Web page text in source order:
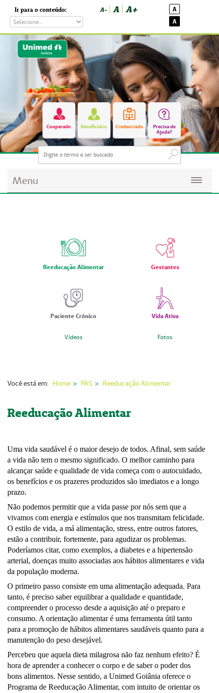
Ir para o conteúdo: A- A A+
A
A
Cooperado Beneficiário Credenciado
Precisa de
Ajuda?
Menu
ImprensaReeducação Alimentar Gestantes
Paciente Crônico Vida Ativa
Vídeos Fotos
Você está em: Home PAS Reeducação Alimentar
Reeducação Alimentar
Uma vida saudável é o maior desejo de todos. Afinal, sem saúde
a vida não tem o mesmo significado. O melhor caminho para
alcançar saúde e qualidade de vida começa com o autocuidado,
os benefícios e os prazeres produzidos são imediatos e a longo
prazo.
Não podemos permitir que a vida passe por nós sem que a
vivamos com energia e estímulos que nos transmitam felicidade.
O estilo de vida, a má alimentação, stress, entre outros fatores,
estão a contribuir, fortemente, para agudizar os problemas.
Poderíamos citar, como exemplos, a diabetes e a hipertensão
arterial, doenças muito associadas aos hábitos alimentares e vida
da população moderna.
O primeiro passo consiste em uma alimentação adequada. Para
tanto, é preciso saber equilibrar a qualidade e quantidade,
compreender o processo desde a aquisição até o preparo e
consumo. A orientação alimentar é uma ferramenta útil tanto
para a promoção de hábitos alimentares saudáveis quanto para a
manutenção do peso desejável.
Percebeu que aquela dieta milagrosa não faz nenhum efeito? É
hora de aprender a conhecer o corpo e de saber o poder dos
bons alimentos. Nesse sentido, a Unimed Goiânia oferece o
Programa de Reeducação Alimentar, com intuito de orientar os